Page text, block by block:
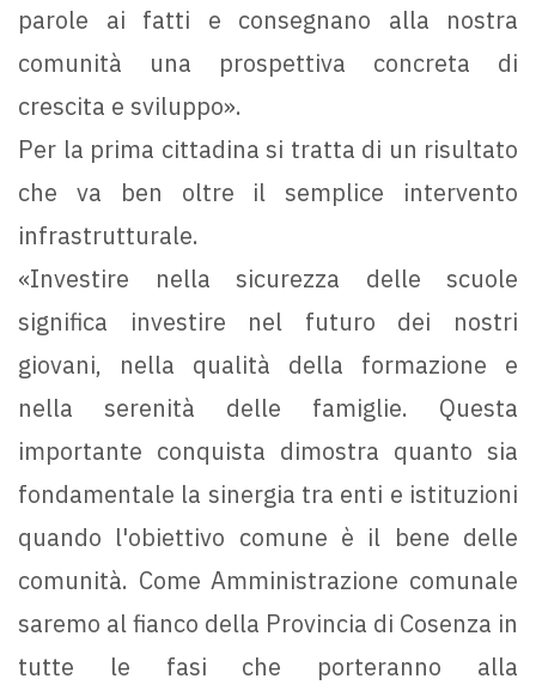
parole ai fatti e consegnano alla nostra
comunità una prospettiva concreta di
crescita e sviluppo».
Per la prima cittadina si tratta di un risultato
che va ben oltre il semplice intervento
infrastrutturale.
«Investire nella sicurezza delle scuole
significa investire nel futuro dei nostri
giovani, nella qualità della formazione e
nella serenità delle famiglie. Questa
importante conquista dimostra quanto sia
fondamentale la sinergia tra enti e istituzioni
quando l'obiettivo comune è il bene delle
comunità. Come Amministrazione comunale
saremo al fianco della Provincia di Cosenza in
tutte le fasi che porteranno alla